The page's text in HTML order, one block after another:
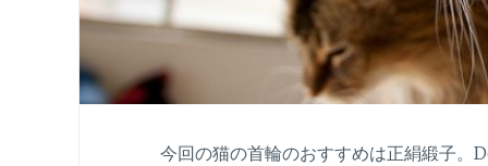
今回の猫の首輪のおすすめは正絹緞子。